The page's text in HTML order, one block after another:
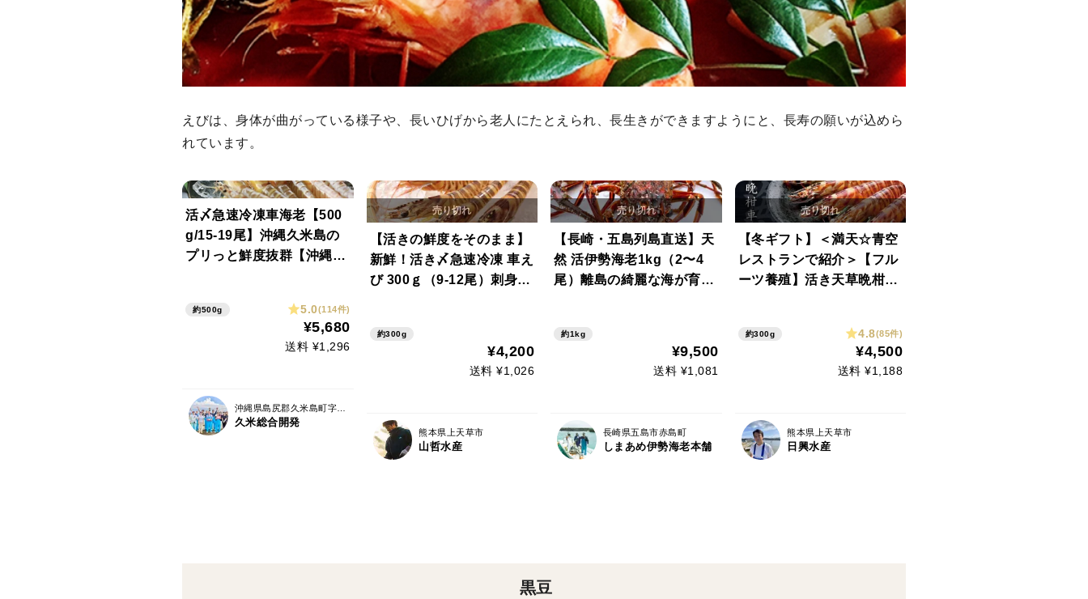
えびは、身体が曲がっている様子や、長いひげから老人にたとえられ、長生きができますようにと、長寿の願いが込めら
れています。
活〆急速冷凍車海老【500
g/15-19尾】沖縄久米島の
プリっと鮮度抜群【沖縄久
【お刺身可】【専用化粧
箱】【熨斗可※名入れ不
約500g 5.0(114件)
¥5,680
送料 ¥1,296
久米総合開発
【活きの鮮度をそのまま】
新鮮！活き〆急速冷凍 車え
び 300ｇ（9-12尾）刺身で
約300g
¥4,200
送料 ¥1,026
熊本県上天草市
山哲水産
【長崎・五島列島直送】天
然 活伊勢海老1kg（2〜4
尾）離島の綺麗な海が育ん
約1kg
¥9,500
送料 ¥1,081
長崎県五島市赤島町
しまあめ伊勢海老本舗
【冬ギフト】＜満天☆青空
レストランで紹介＞【フル
ーツ養殖】活き天草晩柑車
約300g 4.8(85件)
¥4,500
送料 ¥1,188
熊本県上天草市
日興水産
黒豆